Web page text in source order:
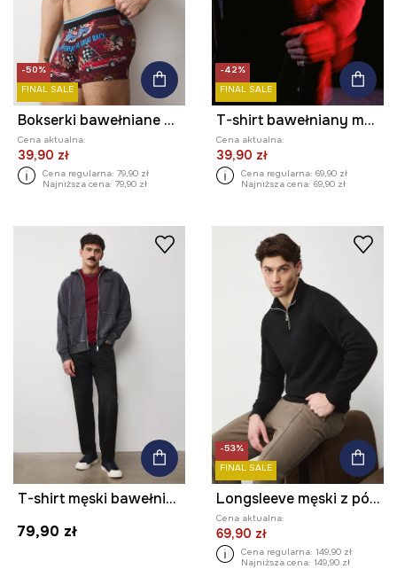
-50%
FINAL SALE
Bokserki bawełniane męskie z elastanem wzorzyste (2-pack)
Cena aktualna:
39,90 zł
Cena regularna: 79,90 zł
Najniższa cena: 79,90 zł
-42%
FINAL SALE
T-shirt bawełniany męski z kolekcji Valentine’s Day
Cena aktualna:
39,90 zł
Cena regularna: 69,90 zł
Najniższa cena: 69,90 zł
T-shirt męski bawełniany z elastanem
79,90 zł
-53%
FINAL SALE
Longsleeve męski z półgolfem z fakturą
Cena aktualna:
69,90 zł
Cena regularna: 149,90 zł
Najniższa cena: 149,90 zł